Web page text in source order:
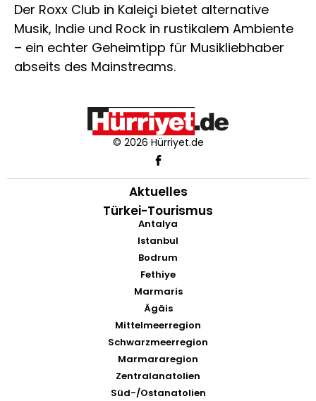
Der Roxx Club in Kaleiçi bietet alternative
Musik, Indie und Rock in rustikalem Ambiente
– ein echter Geheimtipp für Musikliebhaber
abseits des Mainstreams.
© 2026 Hürriyet.de
Aktuelles
Türkei-Tourismus
Antalya
Istanbul
Bodrum
Fethiye
Marmaris
Ägäis
Mittelmeerregion
Schwarzmeerregion
Marmararegion
Zentralanatolien
Süd-/Ostanatolien